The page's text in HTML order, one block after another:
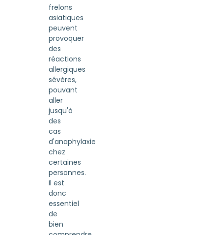
frelons
asiatiques
peuvent
provoquer
des
réactions
allergiques
sévères,
pouvant
aller
jusqu'à
des
cas
d'anaphylaxie
chez
certaines
personnes.
Il est
donc
essentiel
de
bien